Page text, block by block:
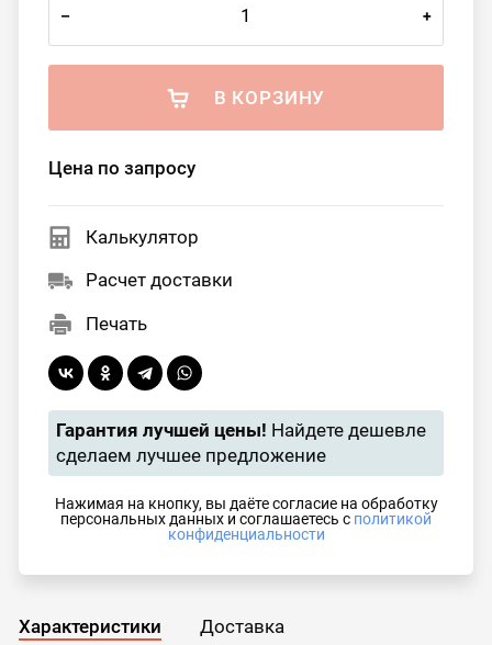
– +
В КОРЗИНУ
Цена по запросу
Калькулятор
Расчет доставки
Печать
Гарантия лучшей цены! Найдете дешевле
сделаем лучшее предложение
Нажимая на кнопку, вы даёте согласие на обработку
персональных данных и соглашаетесь с политикой
конфиденциальности
Характеристики
Доставка